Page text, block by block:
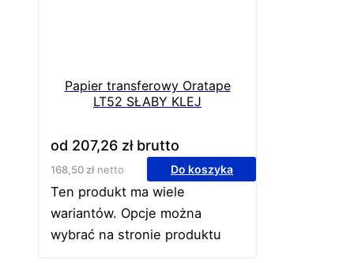
Papier transferowy Oratape
LT52 SŁABY KLEJ
od 207,26 złbrutto
168,50 złnetto Do koszyka
Ten produkt ma wiele
wariantów. Opcje można
wybrać na stronie produktu